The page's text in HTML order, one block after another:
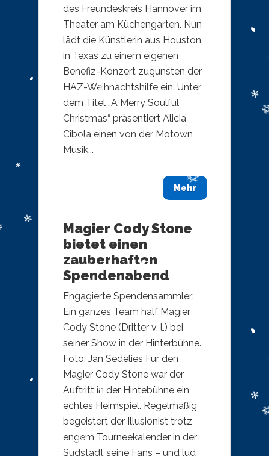
des Freundeskreis Hannover im
Theater am Küchengarten. Nun
lädt die Künstlerin aus Houston
in Texas zu einem eigenen
Benefiz-Konzert zugunsten der
HAZ-Weihnachtshilfe ein. Unter
dem Titel „A Merry Soulful
Christmas“ präsentiert Alicia
Cibola einen von der Motown
Musik...
Mehr
Magier Cody Stone
bietet einen
zauberhaften
Spendenabend
Engagierte Spendensammler:
Ein ganzes Team half Magier
Cody Stone (Dritter v. l.) bei
seiner Show in der Hinterbühne.
Foto: Jan Sedelies Für den
Magier Cody Stone war der
Auftritt in der Hintebühne ein
echtes Heimspiel. Regelmäßig
begeistert der Illusionist trotz
engem Tourneekalender in der
Südstadt seine Fans – und lud